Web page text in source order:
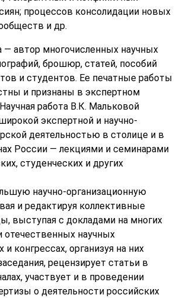
процессов консолидации новых
и др.
— автор многочисленных научных
брошюр, статей, пособий
и студентов. Ее печатные работы
и признаны в экспертном
работа В.К. Мальковой
экспертной и научно-
деятельностью в столице и в
России — лекциями и семинарами
студенческих и других
научно-организационную
и редактируя коллективные
выступая с докладами на многих
отечественных научных
и конгрессах, организуя на них
рецензирует статьи в
участвует и в проведении
о деятельности российских